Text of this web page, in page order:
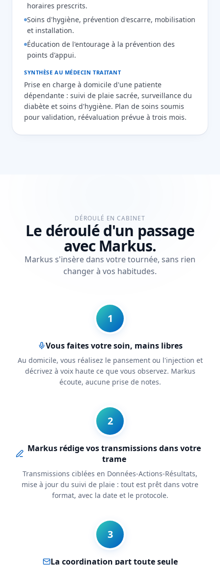
horaires prescrits.
Soins d'hygiène, prévention d'escarre, mobilisation
et installation.
Éducation de l'entourage à la prévention des
points d'appui.
SYNTHÈSE AU MÉDECIN TRAITANT
Prise en charge à domicile d'une patiente
dépendante : suivi de plaie sacrée, surveillance du
diabète et soins d'hygiène. Plan de soins soumis
pour validation, réévaluation prévue à trois mois.
DÉROULÉ EN CABINET
Le déroulé d'un passage
avec Markus.
Markus s'insère dans votre tournée, sans rien
changer à vos habitudes.
1
Vous faites votre soin, mains libres
Au domicile, vous réalisez le pansement ou l'injection et
décrivez à voix haute ce que vous observez. Markus
écoute, aucune prise de notes.
2
Markus rédige vos transmissions dans votre
trame
Transmissions ciblées en Données-Actions-Résultats,
mise à jour du suivi de plaie : tout est prêt dans votre
format, avec la date et le protocole.
3
La coordination part toute seule